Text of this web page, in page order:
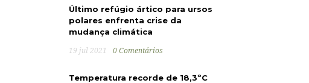
Último refúgio ártico para ursos
polares enfrenta crise da
mudança climática
19 jul 2021 0 Comentários
Temperatura recorde de 18,3ºC